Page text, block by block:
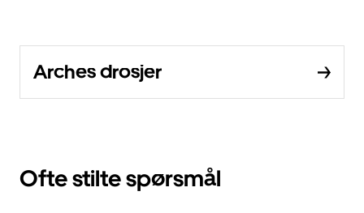
Arches drosjer
Ofte stilte spørsmål